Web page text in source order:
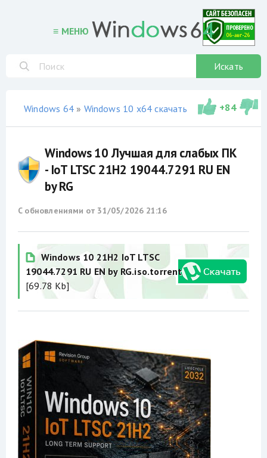
≡ МЕНЮ
Искать
Windows 64» Windows 10 x64 скачать торрент»сборки
+84
Windows 10 Лучшая для слабых ПК
- IoT LTSC 21H2 19044.7291 RU EN
by RG
С обновлениями от 31/05/2026 21:16
Windows 10 21H2 IoT LTSC
19044.7291 RU EN by RG.iso.torrent
[69.78 Kb]